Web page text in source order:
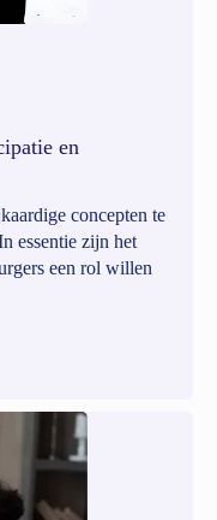
en
concepten te
essentie zijn het
een rol willen